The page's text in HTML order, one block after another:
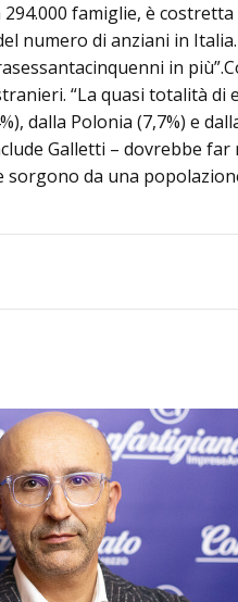
famiglie, è
di anziani in
in
“La quasi totalità di
dalla Polonia (7,7%) e
Galletti – dovrebbe
da una